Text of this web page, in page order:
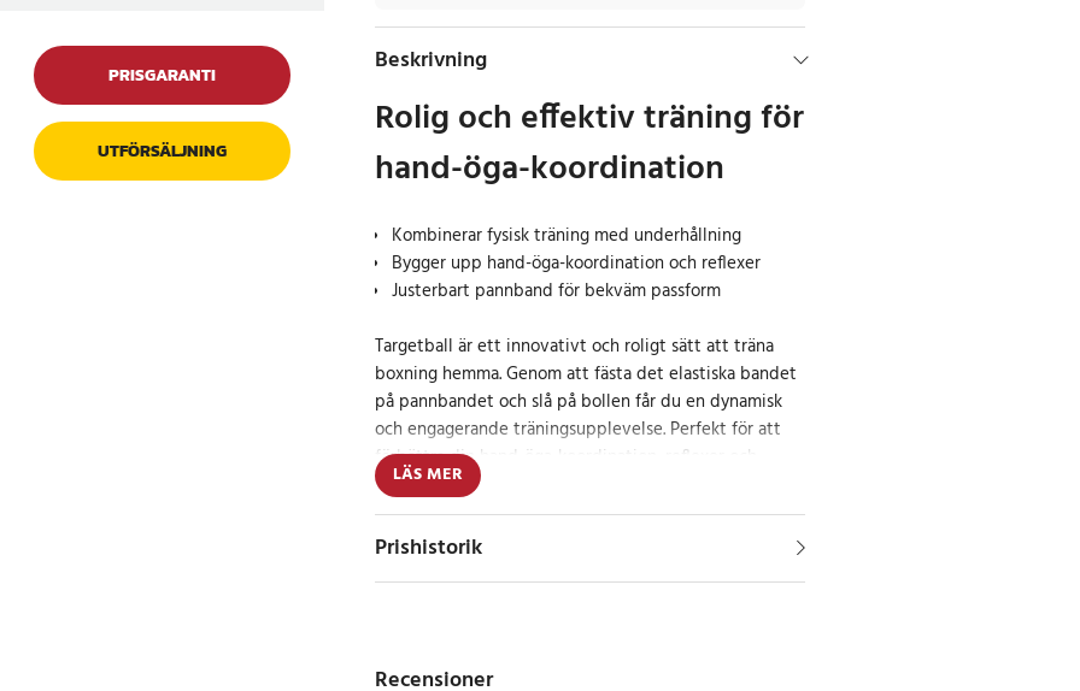
PRISGARANTI
UTFÖRSÄLJNING
Beskrivning
Rolig och effektiv träning för
hand-öga-koordination
Kombinerar fysisk träning med underhållning
Bygger upp hand-öga-koordination och reflexer
Justerbart pannband för bekväm passform
Targetball är ett innovativt och roligt sätt att träna
boxning hemma. Genom att fästa det elastiska bandet
på pannbandet och slå på bollen får du en dynamisk
och engagerande träningsupplevelse. Perfekt för att
förbättra din hand-öga-koordination, reflexer och
allmänna fysik, samtidigt som du har kul.
Den justerbara designen gör att både vuxna och barn
LÄS MER
Prishistorik
Recensioner